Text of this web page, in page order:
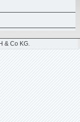
& Co KG.